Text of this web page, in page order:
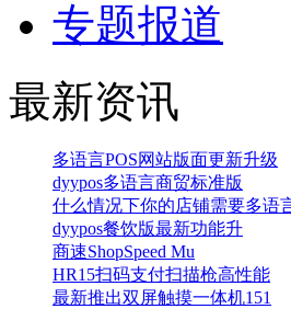
专题报道
最新资讯
多语言POS网站版面更新升级
dyypos多语言商贸标准版
什么情况下你的店铺需要多语
dyypos餐饮版最新功能升
商速ShopSpeed Mu
HR15扫码支付扫描枪高性能
最新推出双屏触摸一体机151